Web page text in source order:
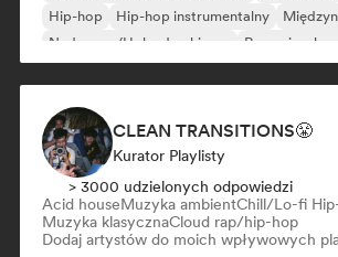
Hip-hop
Hip-hop instrumentalny
Nederpop/Holenderski pop
Rap w języku
CLEAN TRANSITIONS😤
Kurator Playlisty
> 3000 udzielonych odpowiedzi
Acid houseMuzyka ambientChill/Lo-fi
Muzyka klasycznaCloud rap/hip-hop
Dodaj artystów do moich wpływowych